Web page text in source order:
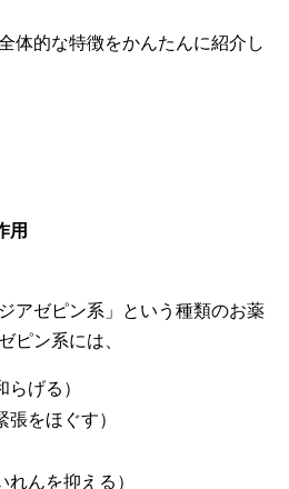
体的な特徴をかんたんに紹介し
用
アゼピン系」という種類のお薬
ピン系には、
げる）
をほぐす）
んを抑える）